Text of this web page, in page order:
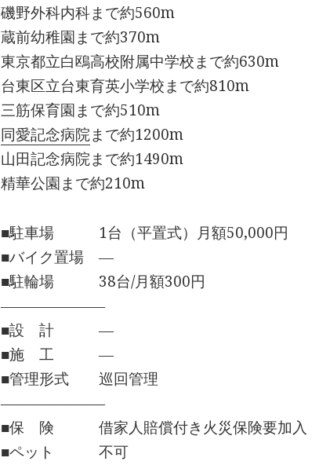
磯野外科内科まで約560m
蔵前幼稚園まで約370m
東京都立白鴎高校附属中学校まで約630m
台東区立台東育英小学校まで約810m
三筋保育園まで約510m
同愛記念病院まで約1200m
山田記念病院まで約1490m
精華公園まで約210m
■駐車場 1台（平置式）月額50,000円
■バイク置場 ―
■駐輪場 38台/月額300円
―――――――
■設 計 ―
■施 工 ―
■管理形式 巡回管理
―――――――
■保 険 借家人賠償付き火災保険要加入
■ペット 不可